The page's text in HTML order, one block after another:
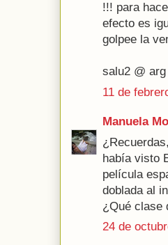
!!! para
efecto es
golpee la
salu2 @
11 de
Manuela
había visto
película
doblada al
¿Qué clase
24 de